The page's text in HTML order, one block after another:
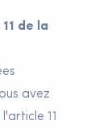
de la
avez
11